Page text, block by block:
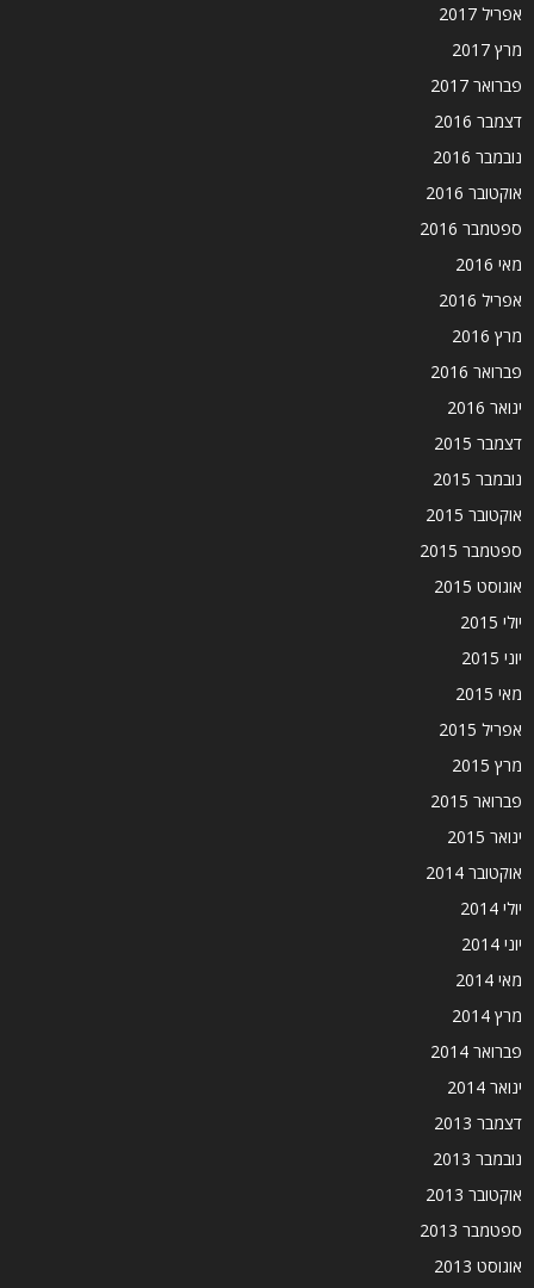
אפריל 2017
מרץ 2017
פברואר 2017
דצמבר 2016
נובמבר 2016
אוקטובר 2016
ספטמבר 2016
מאי 2016
אפריל 2016
מרץ 2016
פברואר 2016
ינואר 2016
דצמבר 2015
נובמבר 2015
אוקטובר 2015
ספטמבר 2015
אוגוסט 2015
יולי 2015
יוני 2015
מאי 2015
אפריל 2015
מרץ 2015
פברואר 2015
ינואר 2015
אוקטובר 2014
יולי 2014
יוני 2014
מאי 2014
מרץ 2014
פברואר 2014
ינואר 2014
דצמבר 2013
נובמבר 2013
אוקטובר 2013
ספטמבר 2013
אוגוסט 2013